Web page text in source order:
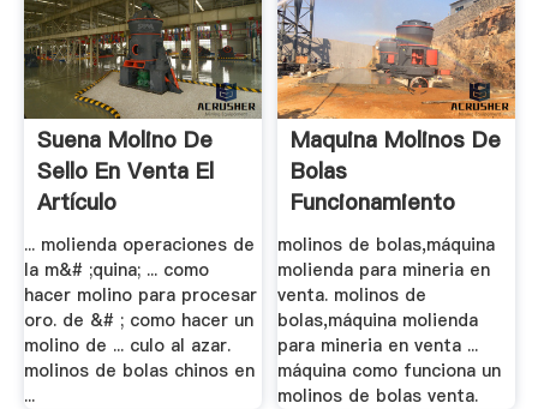
Suena Molino De
Sello En Venta El
Artículo
... molienda operaciones de
la m&# ;quina; ... como
hacer molino para procesar
oro. de &# ; como hacer un
molino de ... culo al azar.
molinos de bolas chinos en
...
Maquina Molinos De
Bolas
Funcionamiento
Venta
molinos de bolas,máquina
molienda para mineria en
venta. molinos de
bolas,máquina molienda
para mineria en venta ...
máquina como funciona un
molinos de bolas venta.